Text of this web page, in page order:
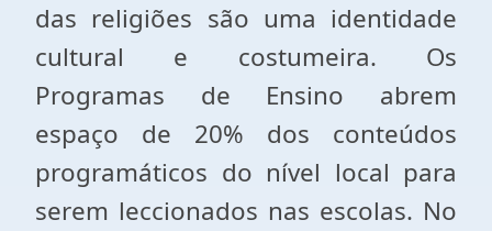
das religiões são uma identidade
cultural e costumeira. Os
Programas de Ensino abrem
espaço de 20% dos conteúdos
programáticos do nível local para
serem leccionados nas escolas. No